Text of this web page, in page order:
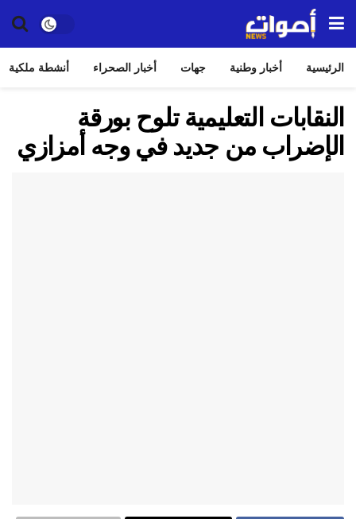
الرئيسية أخبار وطنية جهات أخبار الصحراء أنشطة ملكية
النقابات التعليمية تلوح بورقة
الإضراب من جديد في وجه أمزازي